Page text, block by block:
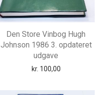
Den Store Vinbog Hugh
Johnson 1986 3. opdateret
udgave
kr. 100,00